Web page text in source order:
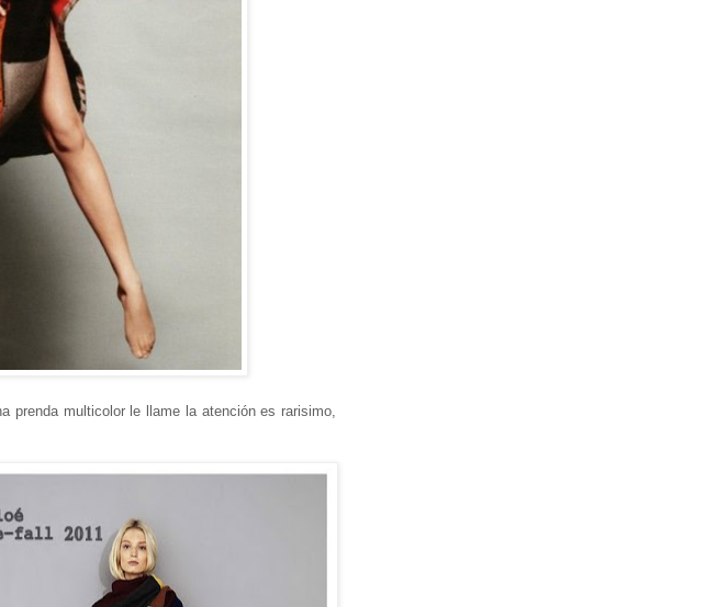
prenda multicolor le llame la atención es rarisimo,